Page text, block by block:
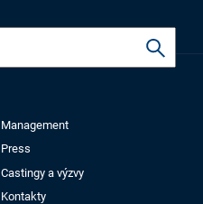
Management
Press
Castingy a výzvy
Kontakty